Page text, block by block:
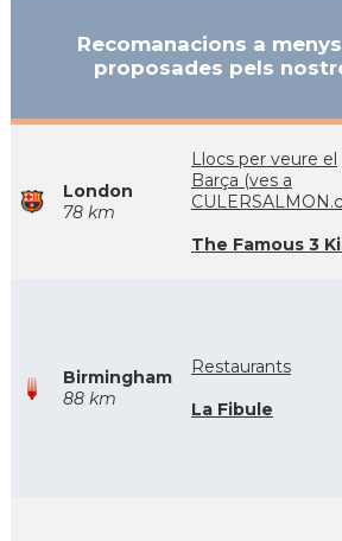
Recomanacions a
proposades pels
London
78 km
Llocs per veure el
Barça (ves a
The Famous 3
Birmingham
88 km
Restaurants
La Fibule